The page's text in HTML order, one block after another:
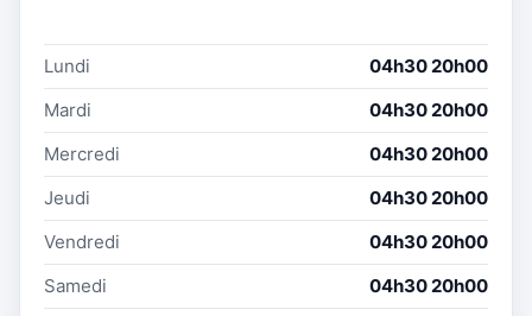
Lundi
04h30 20h00
Mardi
04h30 20h00
Mercredi
04h30 20h00
Jeudi
04h30 20h00
Vendredi
04h30 20h00
Samedi
04h30 20h00